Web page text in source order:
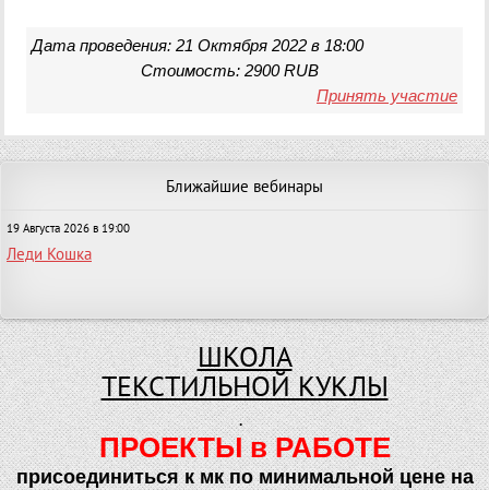
Дата проведения: 21 Октября 2022 в 18:00
Стоимость: 2900 RUB
Принять участие
Ближайшие вебинары
19 Августа 2026 в 19:00
Леди Кошка
ШКОЛА
ТЕКСТИЛЬНОЙ КУКЛЫ
.
ПРОЕКТЫ в РАБОТЕ
присоединиться к мк по минимальной цене на